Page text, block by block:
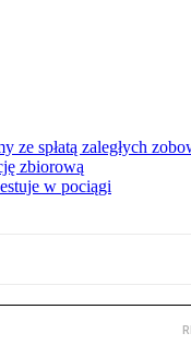
ze spłatą zaległych
zbiorową
w pociągi